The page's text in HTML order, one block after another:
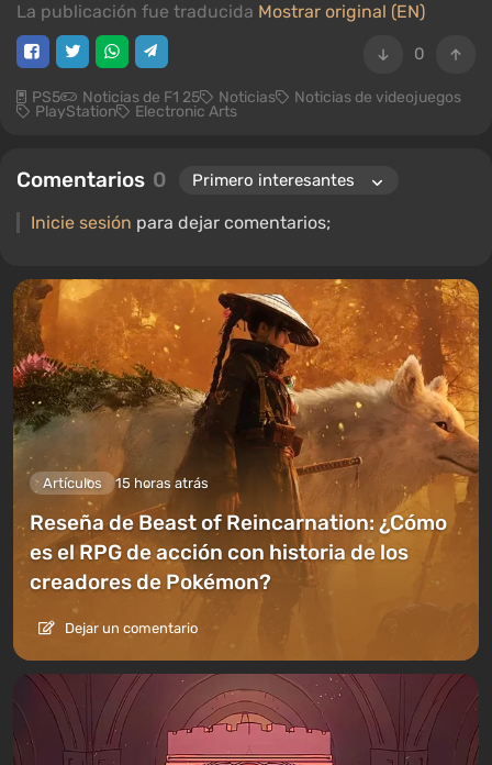
La publicación fue traducida Mostrar original (EN)
0
PS5 Noticias de F1 25 Noticias Noticias de videojuegos
PlayStation Electronic Arts
Comentarios 0
Inicie sesión para dejar comentarios;
Artículos 15 horas atrás
Reseña de Beast of Reincarnation: ¿Cómo
es el RPG de acción con historia de los
creadores de Pokémon?
Dejar un comentario